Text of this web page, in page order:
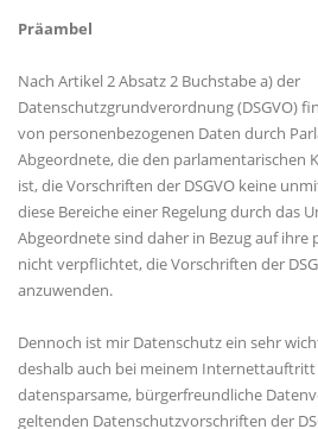
Präambel
Nach Artikel 2 Absatz 2 Buchstabe a) der
Datenschutzgrundverordnung (DSGVO)
von personenbezogenen Daten durch
Abgeordnete, die den parlamentarischen
ist, die Vorschriften der DSGVO keine
diese Bereiche einer Regelung durch das
Abgeordnete sind daher in Bezug auf ihre
nicht verpflichtet, die Vorschriften der
anzuwenden.
Dennoch ist mir Datenschutz ein sehr
deshalb auch bei meinem Internettauftritt
datensparsame, bürgerfreundliche
geltenden Datenschutzvorschriften der